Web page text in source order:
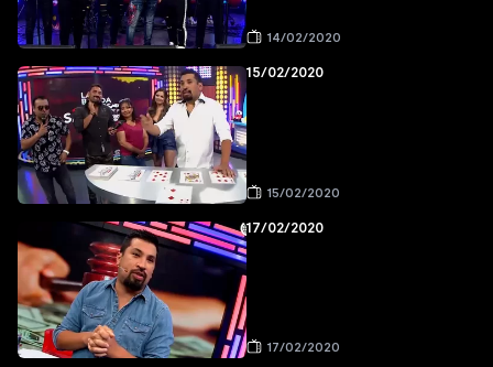
14/02/2020
15/02/2020
15/02/2020
17/02/2020
17/02/2020